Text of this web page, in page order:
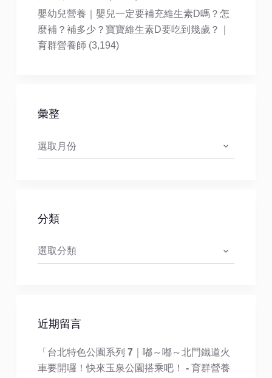
嬰幼兒營養｜嬰兒一定要補充維生素D嗎？怎
麼補？補多少？寶寶維生素D要吃到幾歲？｜
育群營養師 (3,194)
彙整
彙
整
分類
分
類
近期留言
「 台北特色公園系列 7｜嘟～嘟～北門鐵道火
車要開囉！快來玉泉公園搭乘吧！ - 育群營養